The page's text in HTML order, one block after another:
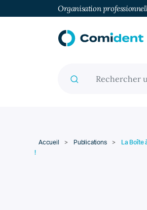
Organisation
Accueil > Publications >
La
!